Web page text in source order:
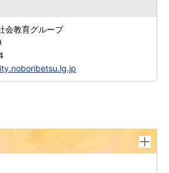
教育グループ